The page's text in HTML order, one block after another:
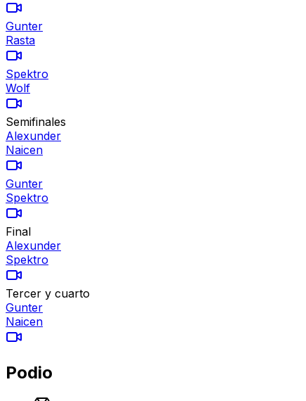
Gunter
Rasta
Spektro
Wolf
Semifinales
Alexunder
Naicen
Gunter
Spektro
Final
Alexunder
Spektro
Tercer y cuarto
Gunter
Naicen
Podio